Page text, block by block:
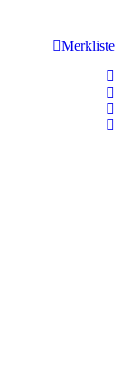
Merkliste